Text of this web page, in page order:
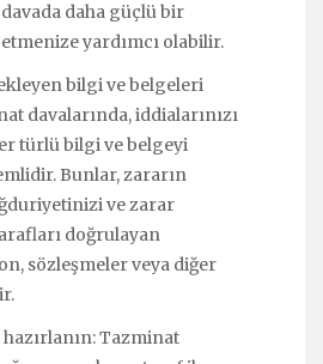
daha güçlü bir
yardımcı olabilir.
bilgi ve belgeleri
davalarında, iddialarınızı
türlü bilgi ve belgeyi
Bunlar, zararın
ve zarar
doğrulayan
sözleşmeler veya diğer
Tazminat